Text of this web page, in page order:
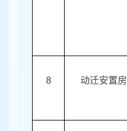
8 动迁安置房